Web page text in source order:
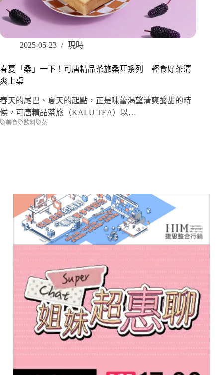
2025-05-23 現時
春夏「桑」一下！可唐精品茶旅桑葚系列 輕食好茶清
爽上桌
春天的尾巴、夏天的起點，正是味蕾渴望清爽酸甜的時
候。可唐精品茶旅（KALU TEA）以…
美食 飲料 茶